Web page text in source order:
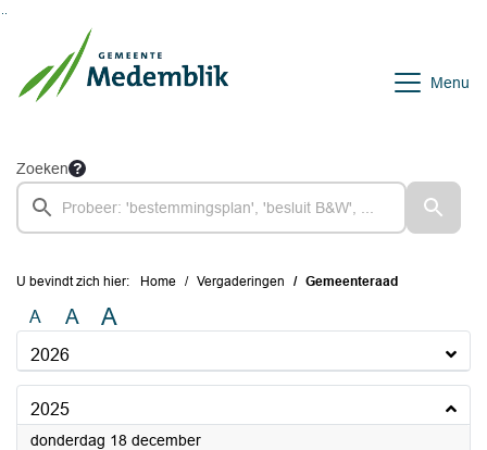
Menu
Zoeken
U bevindt zich hier: Home Vergaderingen Gemeenteraad
A A A
2026
2025
donderdag 18 december2025